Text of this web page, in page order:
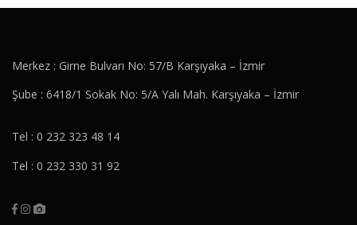
Merkez : Girne Bulvarı No: 57/B Karşıyaka – İzmir
Şube : 6418/1 Sokak No: 5/A Yalı Mah. Karşıyaka – İzmir
Tel : 0 232 323 48 14
Tel : 0 232 330 31 92